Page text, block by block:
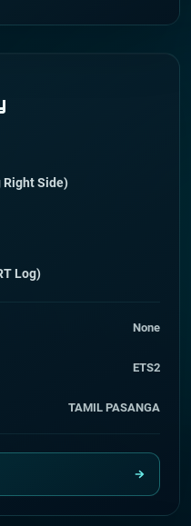
Right Side)
Log)
None
ETS2
TAMIL PASANGA